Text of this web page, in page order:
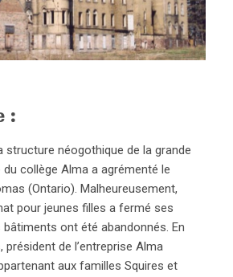
:
structure néogothique de la grande
collège Alma a agrémenté le
(Ontario). Malheureusement,
pour jeunes filles a fermé ses
ont été abandonnés. En
président de l’entreprise Alma
aux familles Squires et